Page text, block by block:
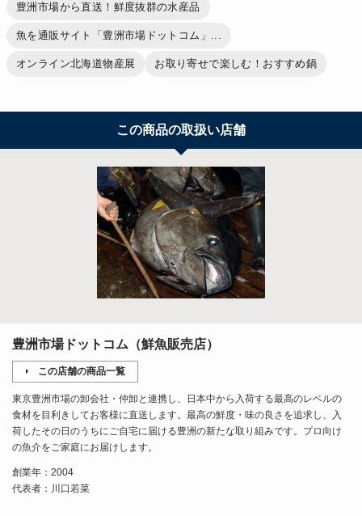
豊洲市場から直送！鮮度抜群の水産品
魚を通販サイト「豊洲市場ドットコム」...
オンライン北海道物産展 お取り寄せで楽しむ！おすすめ鍋
この商品の取扱い店舗
豊洲市場ドットコム（鮮魚販売店）
この店舗の商品一覧
東京豊洲市場の卸会社・仲卸と連携し、日本中から入荷する最高のレベルの
食材を目利きしてお客様に直送します。最高の鮮度・味の良さを追求し、入
荷したその日のうちにご自宅に届ける豊洲の新たな取り組みです。プロ向け
の魚介をご家庭にお届けします。
創業年：2004
代表者：川口若菜